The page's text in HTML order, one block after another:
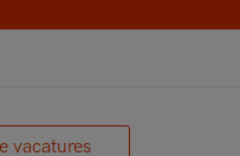
vacatures